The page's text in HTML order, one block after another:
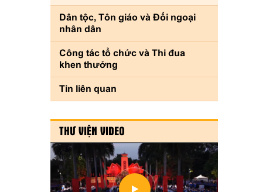
Dân tộc, Tôn giáo và Đối ngoại
nhân dân
Công tác tổ chức và Thi đua
khen thưởng
Tin liên quan
THƯ VIỆN VIDEO